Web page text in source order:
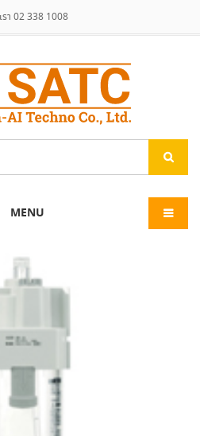
รา 02 338 1008
MENU